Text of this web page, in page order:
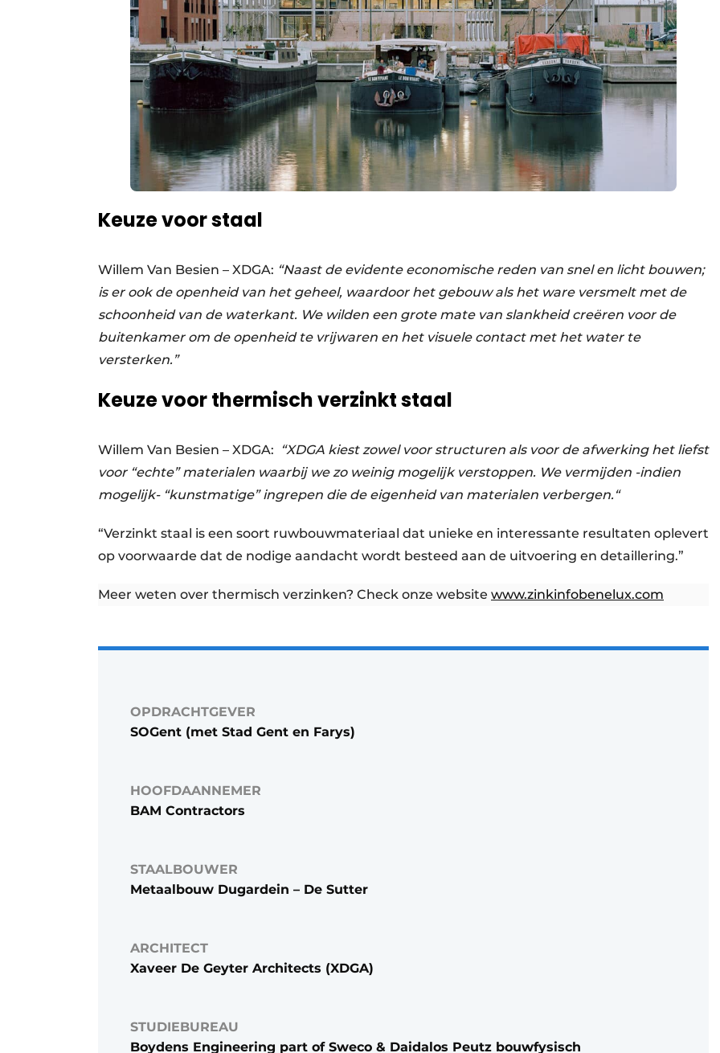
Keuze voor staal
Willem Van Besien – XDGA: “Naast de evidente economische reden van snel en licht bouwen;
is er ook de openheid van het geheel, waardoor het gebouw als het ware versmelt met de
schoonheid van de waterkant. We wilden een grote mate van slankheid creëren voor de
buitenkamer om de openheid te vrijwaren en het visuele contact met het water te
versterken.”
Keuze voor thermisch verzinkt staal
Willem Van Besien – XDGA:
“XDGA kiest zowel voor structuren als voor de afwerking het liefst
voor “echte” materialen waarbij we zo weinig mogelijk verstoppen. We vermijden -indien
mogelijk- “kunstmatige” ingrepen die de eigenheid van materialen verbergen.“
“Verzinkt staal is een soort ruwbouwmateriaal dat unieke en interessante resultaten oplevert
op voorwaarde dat de nodige aandacht wordt besteed aan de uitvoering en detaillering.”
Meer weten over thermisch verzinken? Check onze website www.zinkinfobenelux.com
OPDRACHTGEVER
SOGent (met Stad Gent en Farys)
HOOFDAANNEMER
BAM Contractors
STAALBOUWER
Metaalbouw Dugardein – De Sutter
ARCHITECT
Xaveer De Geyter Architects (XDGA)
STUDIEBUREAU
Boydens Engineering part of Sweco & Daidalos Peutz bouwfysisch